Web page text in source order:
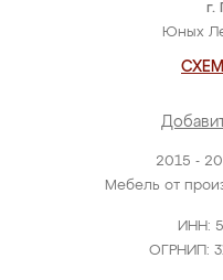
2015 -
Мебель от
ИНН:
ОГРНИП:
г.
Юных